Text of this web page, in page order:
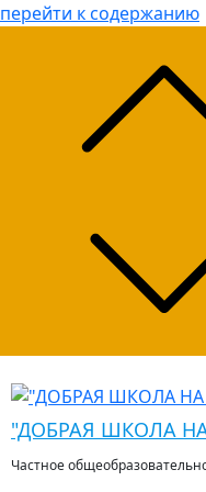
перейти к содержанию
"ДОБРАЯ ШКОЛА
Частное